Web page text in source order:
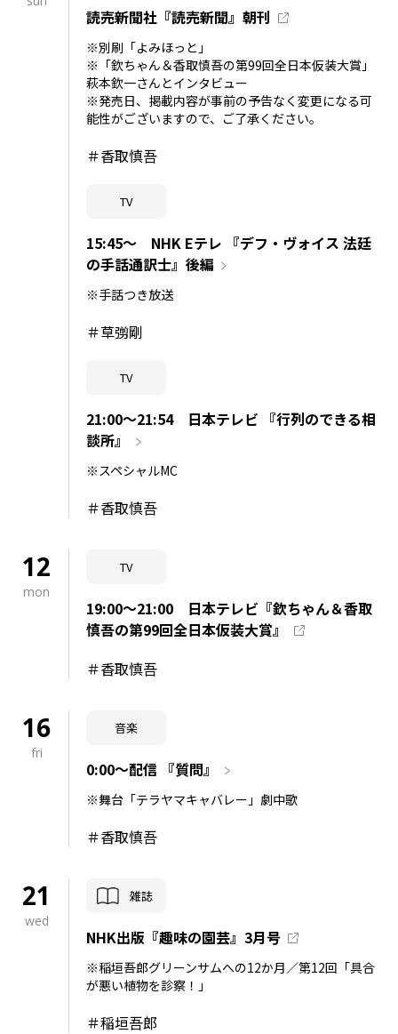
読売新聞社『読売新聞』朝刊
※別刷「よみほっと」
※「欽ちゃん＆香取慎吾の第99回全日本仮装大賞」
萩本欽一さんとインタビュー
※発売日、掲載内容が事前の予告なく変更になる可
能性がございますので、ご了承ください。
＃香取慎吾
TV
15:45～ NHK Eテレ 『デフ・ヴォイス 法廷
の手話通訳士』後編
※手話つき放送
＃草彅剛
TV
21:00～21:54 日本テレビ 『行列のできる相
談所』
※スペシャルMC
＃香取慎吾
12
mon
TV
19:00～21:00 日本テレビ『欽ちゃん＆香取
慎吾の第99回全日本仮装大賞』
＃香取慎吾
16
fri
音楽
0:00～配信 『質問』
※舞台「テラヤマキャバレー」劇中歌
＃香取慎吾
21
wed
雑誌
NHK出版『趣味の園芸』3月号
※稲垣吾郎グリーンサムへの12か月／第12回「具合
が悪い植物を診察！」
＃稲垣吾郎